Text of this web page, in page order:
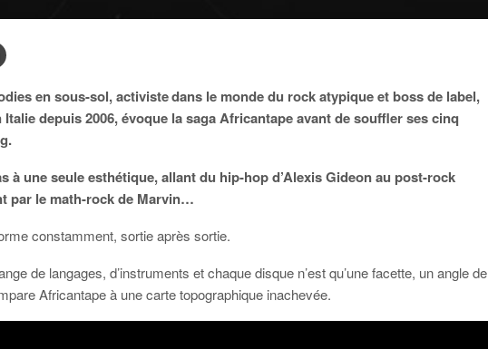
en sous-sol, activistedans le monde du rock atypique et boss de label,
Italie depuis 2006, évoque la saga Africantape avant de souffler ses cinq
à une seule esthétique, allant du hip-hop d’Alexis Gideon au post-rock
par le math-rock de Marvin…
constamment, sortie après sortie.
de langages, d’instruments et chaque disque n’est qu’une facette, un angle de
Africantape à une carte topographique inachevée.